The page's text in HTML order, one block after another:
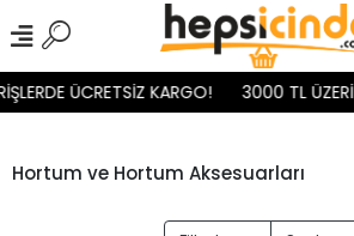
ÜCRETSİZ KARGO! 3000 TL ÜZERİ
Hortum ve Hortum Aksesuarları